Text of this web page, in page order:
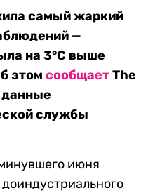
самый жаркий
—
на 3°С выше
этом сообщаетThe
данные
службы
июня